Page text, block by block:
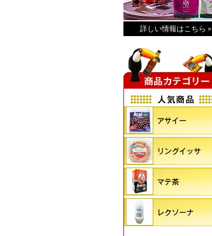
詳しい情報はこちら »